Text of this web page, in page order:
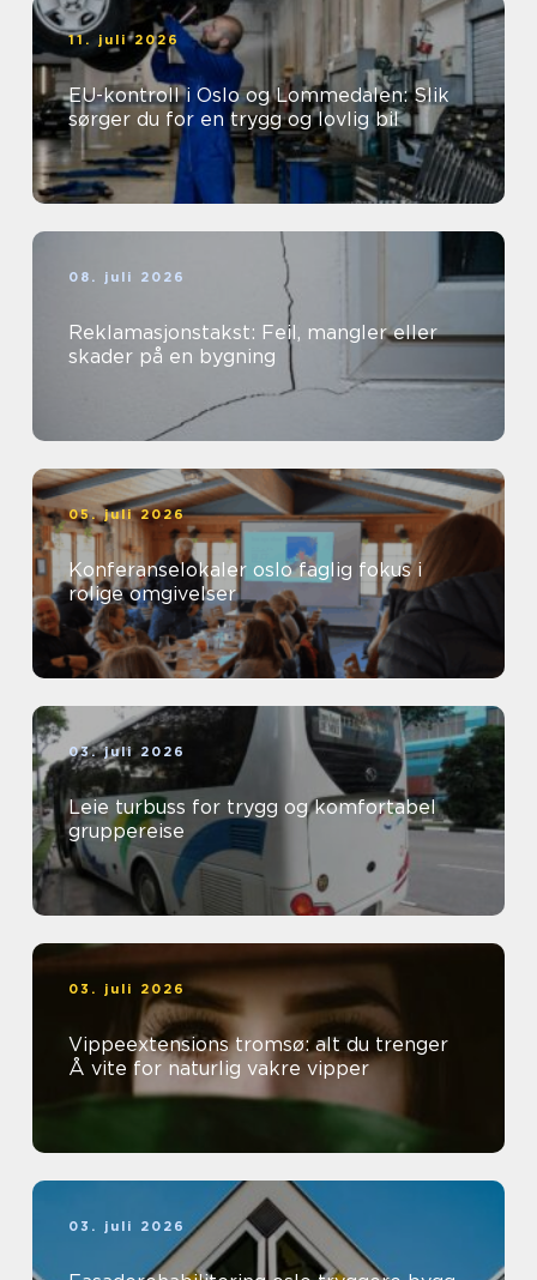
11. juli 2026
EU-kontroll i Oslo og Lommedalen: Slik
sørger du for en trygg og lovlig bil
08. juli 2026
Reklamasjonstakst: Feil, mangler eller
skader på en bygning
05. juli 2026
Konferanselokaler oslo faglig fokus i
rolige omgivelser
03. juli 2026
Leie turbuss for trygg og komfortabel
gruppereise
03. juli 2026
Vippeextensions tromsø: alt du trenger
Å vite for naturlig vakre vipper
03. juli 2026